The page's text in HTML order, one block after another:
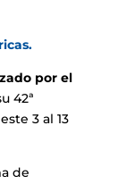
por el
42ª
3 al 13
de